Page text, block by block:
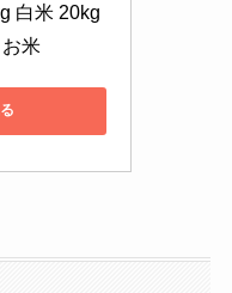
白米 20kg
米